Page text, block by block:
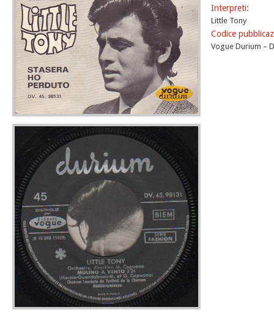
Interpreti:
Little Tony
Codice
Vogue Durium –